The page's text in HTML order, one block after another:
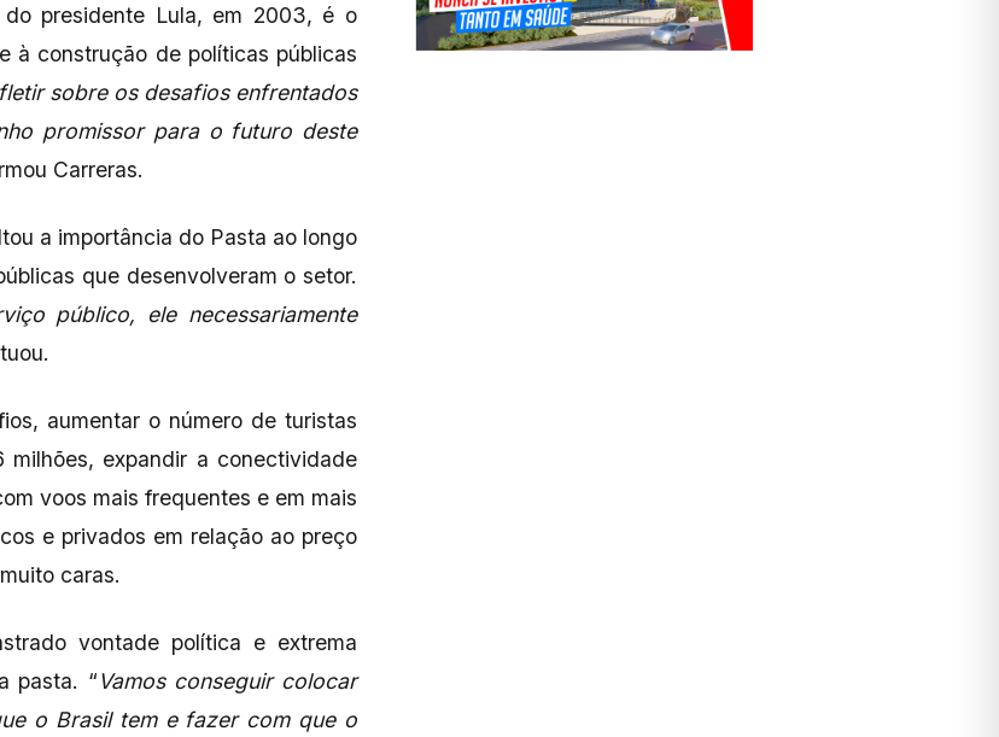
presidente Lula, em 2003, é o
à construção de políticas públicas
sobre os desafios enfrentados
promissor para o futuro deste
Carreras.
a importância do Pasta ao longo
que desenvolveram o setor.
público, ele necessariamente
aumentar o número de turistas
expandir a conectividade
voos mais frequentes e em mais
e privados em relação ao preço
caras.
vontade política e extrema
pasta. “Vamos conseguir colocar
o Brasil tem e fazer com que o